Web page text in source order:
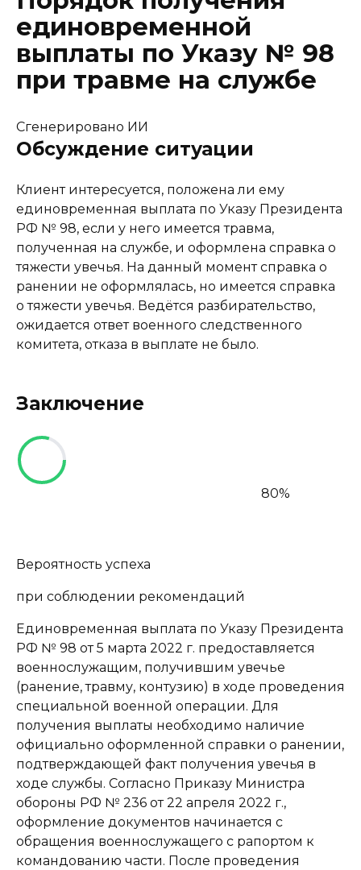
единовременной
выплаты по Указу № 98
при травме на службе
Сгенерировано ИИ
Обсуждение ситуации
Клиент интересуется, положена ли ему
единовременная выплата по Указу Президента
РФ № 98, если у него имеется травма,
полученная на службе, и оформлена справка о
тяжести увечья. На данный момент справка о
ранении не оформлялась, но имеется справка
о тяжести увечья. Ведётся разбирательство,
ожидается ответ военного следственного
комитета, отказа в выплате не было.
Заключение
80%
Вероятность успеха
при соблюдении рекомендаций
Единовременная выплата по Указу Президента
РФ № 98 от 5 марта 2022 г. предоставляется
военнослужащим, получившим увечье
(ранение, травму, контузию) в ходе проведения
специальной военной операции. Для
получения выплаты необходимо наличие
официально оформленной справки о ранении,
подтверждающей факт получения увечья в
ходе службы. Согласно Приказу Министра
обороны РФ № 236 от 22 апреля 2022 г.,
оформление документов начинается с
обращения военнослужащего с рапортом к
командованию части. После проведения